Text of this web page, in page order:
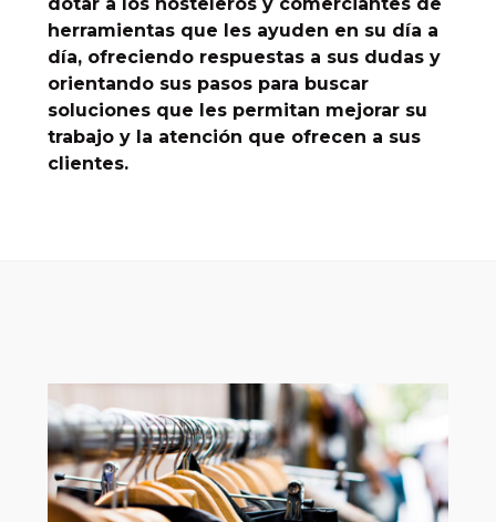
herramientas que les ayuden en su día a
día, ofreciendo respuestas a sus dudas y
orientando sus pasos para buscar
soluciones que les permitan mejorar su
trabajo y la atención que ofrecen a sus
clientes.